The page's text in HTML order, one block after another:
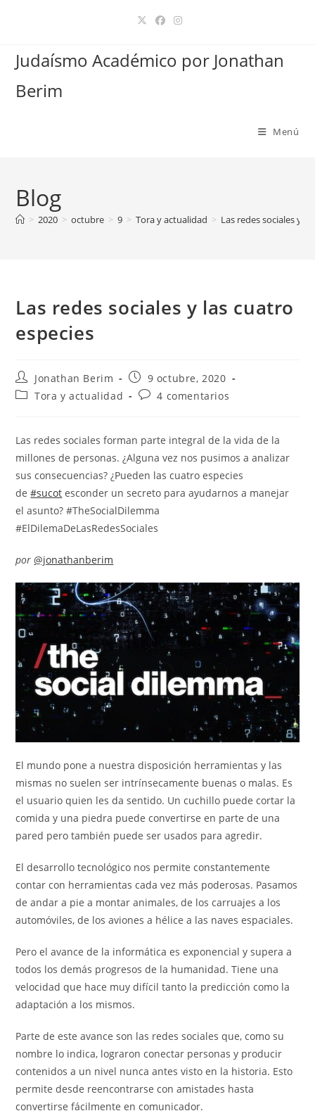
Judaísmo Académico por Jonathan
Berim
Menú
Blog
> 2020 > octubre > 9 > Tora y actualidad > Las redes sociales y
Las redes sociales y las cuatro
especies
Autor
de
la
Jonathan Berim
Entrada
publicada:
9 octubre, 2020
Categoría
entrada:
Tora y actualidad
Comentarios
entrada:
4 comentarios
Las redes sociales forman parte integral de la vida de la
millones de personas. ¿Alguna vez nos pusimos a analizar
sus consecuencias? ¿Pueden las cuatro especies
de#sucot esconder un secreto para ayudarnos a manejar
el asunto? #TheSocialDilemma
#ElDilemaDeLasRedesSociales
por@jonathanberim
El mundo pone a nuestra disposición herramientas y las
mismas no suelen ser intrínsecamente buenas o malas. Es
el usuario quien les da sentido. Un cuchillo puede cortar la
comida y una piedra puede convertirse en parte de una
pared pero también puede ser usados para agredir.
El desarrollo tecnológico nos permite constantemente
contar con herramientas cada vez más poderosas. Pasamos
de andar a pie a montar animales, de los carruajes a los
automóviles, de los aviones a hélice a las naves espaciales.
Pero el avance de la informática es exponencial y supera a
todos los demás progresos de la humanidad. Tiene una
velocidad que hace muy difícil tanto la predicción como la
adaptación a los mismos.
Parte de este avance son las redes sociales que, como su
nombre lo indica, lograron conectar personas y producir
contenidos a un nivel nunca antes visto en la historia. Esto
permite desde reencontrarse con amistades hasta
convertirse fácilmente en comunicador.